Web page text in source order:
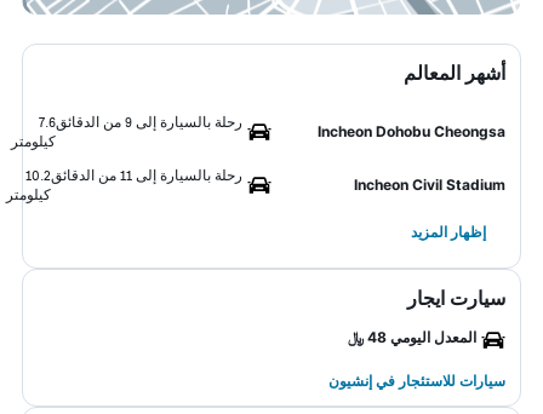
أشهر المعالم
Incheon Dohobu Cheongsa
رحلة بالسيارة إلى 9 من الدقائق
7.6
كيلومتر
Incheon Civil Stadium
رحلة بالسيارة إلى 11 من الدقائق
10.2
كيلومتر
إظهار المزيد
سيارت ايجار
المعدل اليومي 48 ﷼
سيارات للاستئجار في إنشيون